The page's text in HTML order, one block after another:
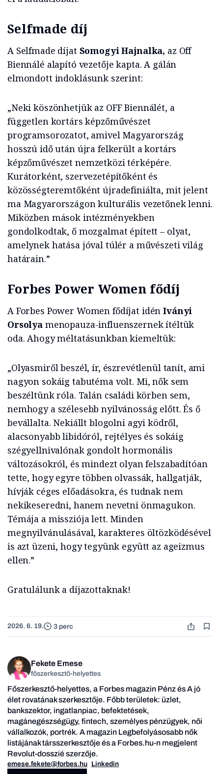
Selfmade díj
A Selfmade díjat Somogyi Hajnalka, az Off
Biennálé alapító vezetője kapta. A gálán
elmondott indoklásunk szerint:
„Neki köszönhetjük az OFF Biennálét, a
független kortárs képzőművészet
programsorozatot, amivel Magyarország
hosszú idő után újra felkerült a kortárs
képzőművészet nemzetközi térképére.
Kurátorként, szervezetépítőként és
közösségteremtőként újradefiniálta, mit jelent
ma Magyarországon kulturális vezetőnek lenni.
Miközben mások intézményekben
gondolkodtak, ő mozgalmat épített – olyat,
amelynek hatása jóval túlér a művészeti világ
határain.”
Forbes Power Women fődíj
A Forbes Power Women fődíjat idénIványi
Orsolya menopauza-influenszernek ítéltük
oda. Ahogy méltatásunkban kiemeltük:
„Olyasmiről beszél, ír, észrevétlenül tanít, ami
nagyon sokáig tabutéma volt. Mi, nők sem
beszéltünk róla. Talán családi körben sem,
nemhogy a szélesebb nyilvánosság előtt. És ő
bevállalta. Nekiállt blogolni agyi ködről,
alacsonyabb libidóról, rejtélyes és sokáig
szégyellnivalónak gondolt hormonális
változásokról, és mindezt olyan felszabadítóan
tette, hogy egyre többen olvassák, hallgatják,
hívják céges előadásokra, és tudnak nem
nekikeseredni, hanem nevetni önmagukon.
Témája a missziója lett. Minden
megnyilvánulásával, karakteres öltözködésével
is azt üzeni, hogy tegyünk együtt az ageizmus
ellen.”
Gratulálunk a díjazottaknak!
2026. 6. 19. 3 perc
Fekete Emese
főszerkesztő-helyettes
Főszerkesztő-helyettes, a Forbes magazin Pénz és A jó
élet rovatának szerkesztője. Főbb területek: üzlet,
bankszektor, ingatlanpiac, befektetések,
magánegészségügy, fintech, személyes pénzügyek, női
vállalkozók, portrék. A magazin Legbefolyásosabb nők
listájának társszerkesztője és a Forbes.hu-n megjelent
Revolut-dosszié szerzője.
emese.fekete@forbes.hu Linkedin